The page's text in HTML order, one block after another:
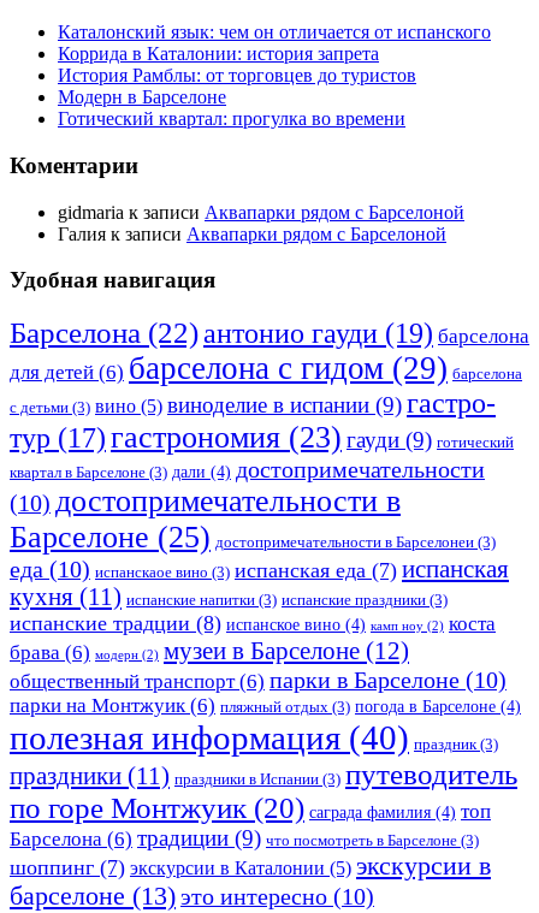
Каталонский язык: чем он отличается от испанского
Коррида в Каталонии: история запрета
История Рамблы: от торговцев до туристов
Модерн в Барселоне
Готический квартал: прогулка во времени
Коментарии
gidmaria к записи Аквапарки рядом с Барселоной
Галия к записи Аквапарки рядом с Барселоной
Удобная навигация
Барселона (22)антонио гауди (19) барселона
для детей (6) барселона с гидом (29) барселона
с детьми (3) вино (5) виноделие в испании (9)гастро-
тур (17)гастрономия (23) гауди (9) готический
квартал в Барселоне (3) дали (4) достопримечательности
(10) достопримечательности в
Барселоне (25) достопримечательности в Барселонеи (3)
еда (10) испанскаое вино (3) испанская еда (7) испанская
кухня (11) испанские напитки (3) испанские праздники (3)
испанские традции (8) испанское вино (4) камп ноу (2) коста
брава (6) модерн (2) музеи в Барселоне (12)
общественный транспорт(6) парки в Барселоне (10)
парки на Монтжуик(6) пляжный отдых (3) погода в Барселоне (4)
полезная информация (40) праздник(3)
праздники (11) праздники в Испании (3) путеводитель
по горе Монтжуик (20) саграда фамилия (4) топ
Барселона (6) традиции (9) что посмотреть в Барселоне (3)
шоппинг (7) экскурсии в Каталонии (5) экскурсии в
барселоне (13) это интересно (10)